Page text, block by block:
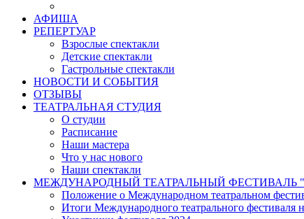
АФИША
РЕПЕРТУАР
Взрослые спектакли
Детские спектакли
Гастрольные спектакли
НОВОСТИ И СОБЫТИЯ
ОТЗЫВЫ
ТЕАТРАЛЬНАЯ СТУДИЯ
О студии
Расписание
Наши мастера
Что у нас нового
Наши спектакли
МЕЖДУНАРОДНЫЙ ТЕАТРАЛЬНЫЙ ФЕСТИВАЛЬ
Положение о Международном театральном
Итоги Международного театрального фестиваля